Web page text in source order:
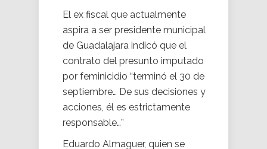
El ex fiscal que actualmente
aspira a ser presidente municipal
de Guadalajara indicó que el
contrato del presunto imputado
por feminicidio “terminó el 30 de
septiembre… De sus decisiones y
acciones, él es estrictamente
responsable…”
Eduardo Almaguer, quien se